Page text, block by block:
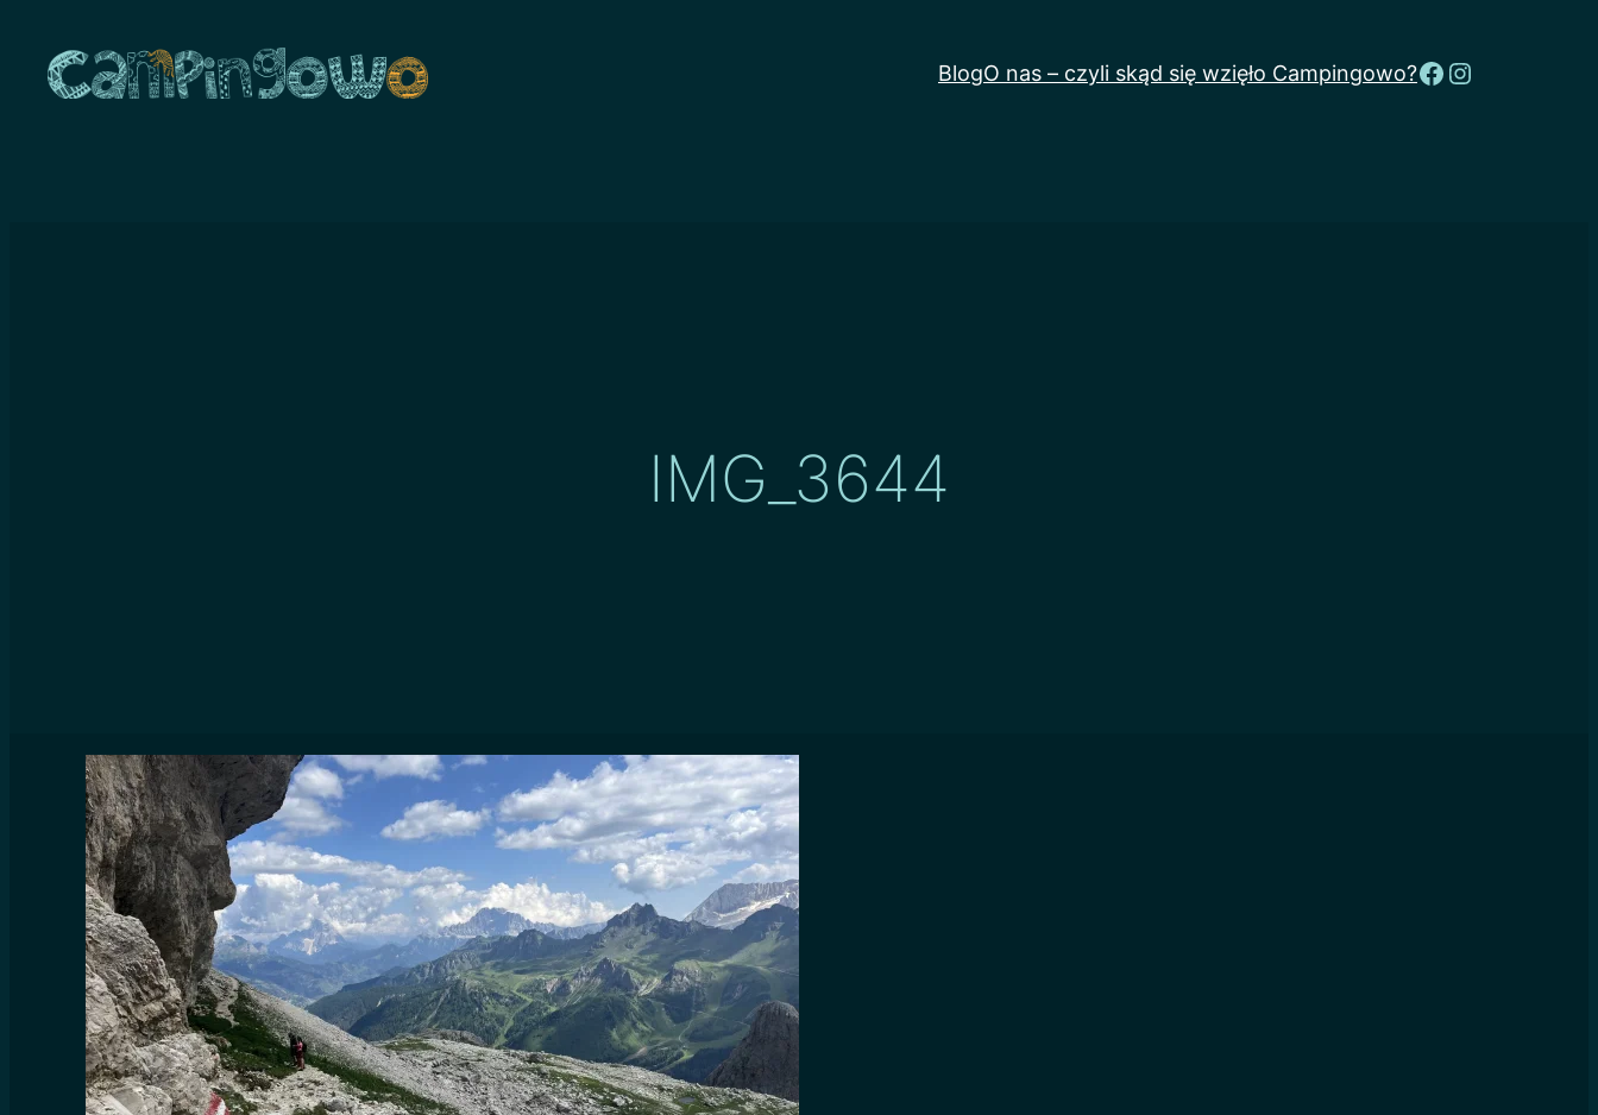
treści
BlogO nas – czyli skąd się wzięło Campingowo?Facebook
Instagram
IMG_3644